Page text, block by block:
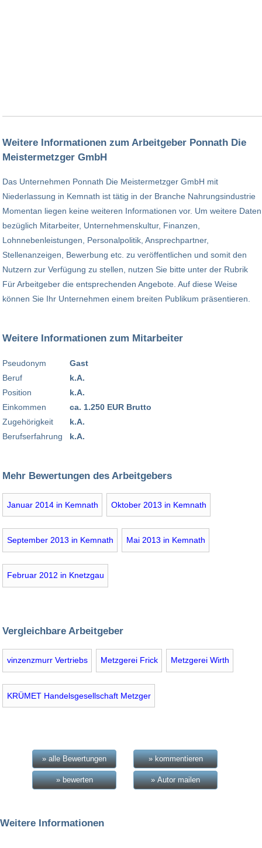
Weitere Informationen zum Arbeitgeber Ponnath Die
Meistermetzger GmbH
Das Unternehmen Ponnath Die Meistermetzger GmbH mit
Niederlassung in Kemnath ist tätig in der Branche Nahrungsindustrie
Momentan liegen keine weiteren Informationen vor. Um weitere Daten
bezüglich Mitarbeiter, Unternehmenskultur, Finanzen,
Lohnnebenleistungen, Personalpolitik, Ansprechpartner,
Stellenanzeigen, Bewerbung etc. zu veröffentlichen und somit den
Nutzern zur Verfügung zu stellen, nutzen Sie bitte unter der Rubrik
Für Arbeitgeber die entsprechenden Angebote. Auf diese Weise
können Sie Ihr Unternehmen einem breiten Publikum präsentieren.
Weitere Informationen zum Mitarbeiter
Pseudonym
Beruf
Position
Einkommen
Zugehörigkeit
Berufserfahrung
Gast
k.A.
k.A.
ca. 1.250 EUR Brutto
k.A.
k.A.
Mehr Bewertungen des Arbeitgebers
Januar 2014 in Kemnath Oktober 2013 in Kemnath
September 2013 in Kemnath Mai 2013 in Kemnath
Februar 2012 in Knetzgau
Vergleichbare Arbeitgeber
vinzenzmurr Vertriebs Metzgerei Frick Metzgerei Wirth
KRÜMET Handelsgesellschaft Metzger
» alle Bewertungen » kommentieren
» bewerten » Autor mailen
Weitere Informationen